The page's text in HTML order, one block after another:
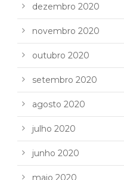
dezembro 2020
novembro 2020
outubro 2020
setembro 2020
agosto 2020
julho 2020
junho 2020
maio 2020